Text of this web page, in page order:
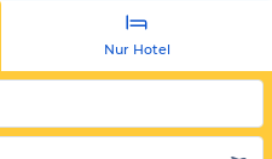
Nur Hotel